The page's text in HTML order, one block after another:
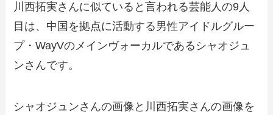
川西拓実さんに似ていると言われる芸能人の9人
目は、中国を拠点に活動する男性アイドルグルー
プ・WayVのメインヴォーカルであるシャオジュ
ンさんです。
シャオジュンさんの画像と川西拓実さんの画像を